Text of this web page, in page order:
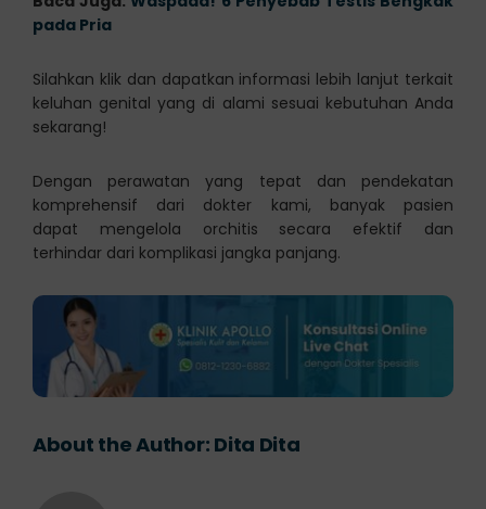
pada Pria
Silahkan klik dan dapatkan informasi lebih lanjut terkait
keluhan genital yang di alami sesuai kebutuhan Anda
sekarang!
Dengan perawatan yang tepat dan pendekatan
komprehensif dari dokter kami, banyak pasien
dapat mengelola orchitis secara efektif dan
terhindar dari komplikasi jangka panjang.
About the Author: Dita Dita